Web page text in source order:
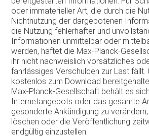
oder immaterieller Art, die durch die
Nichtnutzung der dargebotenen
die Nutzung fehlerhafter und
Informationen unmittelbar oder
werden, haftet die Max-Planck-
ihr nicht nachweislich vorsätzliches
fahrlässiges Verschulden zur Last fällt.
kostenlos zum Download
Max-Planck-Gesellschaft behält es
Internetangebots oder das gesamte
gesonderte Ankündigung zu
löschen oder die Veröffentlichung
endgültig einzustellen.